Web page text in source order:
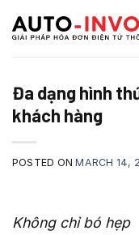
to
Đa dạng hình
khách hàng
POSTED ONMARCH 14,
Không chỉ bó hẹp